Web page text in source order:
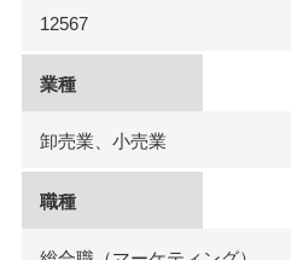
12567
業種
卸売業、小売業
職種